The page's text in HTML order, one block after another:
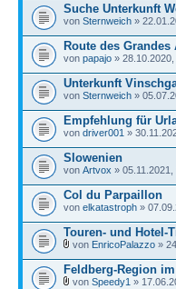
Suche Unterkunft
von Sternweich »
Route des Grandes
von papajo »
Unterkunft
von Sternweich »
Empfehlung für
von driver001 »
Slowenien
von Artvox » 05.11.2021,
Col du Parpaillon
von elkatastroph »
Touren- und Hotel-
von EnricoPalazzo »
Feldberg-Region
von Speedy1 »